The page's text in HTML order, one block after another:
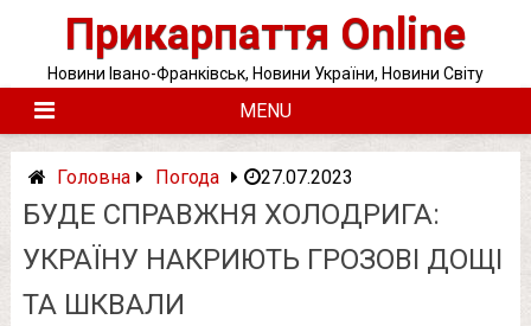
Прикарпаття Online
Новини Івано-Франківськ, Новини України, Новини Світу
MENU
Головна Погода 27.07.2023
БУДЕ СПРАВЖНЯ ХОЛОДРИГА:
УКРАЇНУ НАКРИЮТЬ ГРОЗОВІ ДОЩІ
ТА ШКВАЛИ